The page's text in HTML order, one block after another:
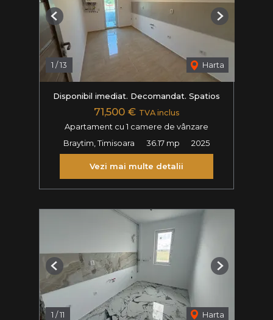
1 /13 Harta
Previous Next
Disponibil imediat. Decomandat. Spatios
71,500 € TVA inclus
Apartament cu 1 camere de vânzare
Braytim, Timisoara
36.17 mp 2025
Vezi mai multe detalii
1 /11 Harta
Previous Next